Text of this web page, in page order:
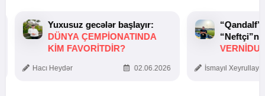
Yuxusuz gecələr başlayır:
DÜNYA ÇEMPIONATINDA
KIM FAVORITDIR?
Hacı Heydər 02.06.2026 İsmayıl